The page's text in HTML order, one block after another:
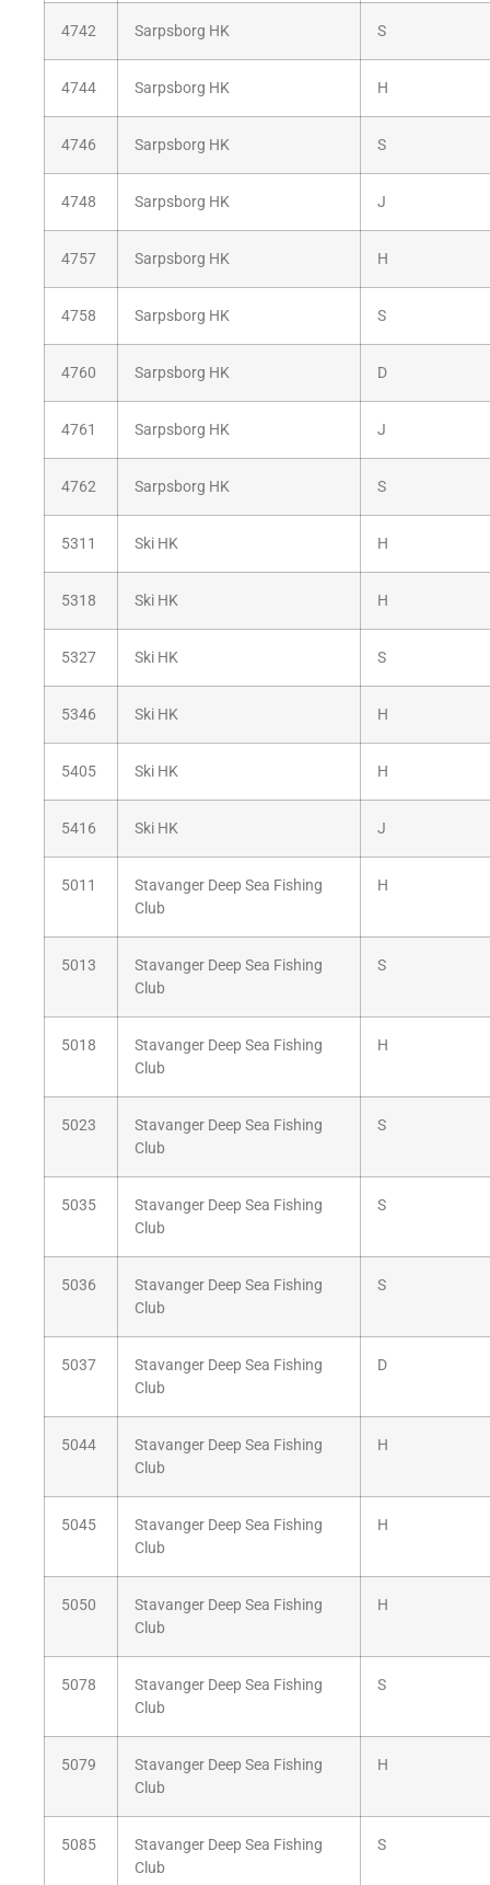
4742 Sarpsborg HK S
4744 Sarpsborg HK H
4746 Sarpsborg HK S
4748 Sarpsborg HK J
4757 Sarpsborg HK H
4758 Sarpsborg HK S
4760 Sarpsborg HK D
4761 Sarpsborg HK J
4762 Sarpsborg HK S
5311 Ski HK H
5318 Ski HK H
5327 Ski HK S
5346 Ski HK H
5405 Ski HK H
5416 Ski HK J
5011
Stavanger Deep Sea Fishing
Club
H
5013
Stavanger Deep Sea Fishing
Club
S
5018
Stavanger Deep Sea Fishing
Club
H
5023
Stavanger Deep Sea Fishing
Club
S
5035
Stavanger Deep Sea Fishing
Club
S
5036
Stavanger Deep Sea Fishing
Club
S
5037
Stavanger Deep Sea Fishing
Club
D
5044
Stavanger Deep Sea Fishing
Club
H
5045
Stavanger Deep Sea Fishing
Club
H
5050
Stavanger Deep Sea Fishing
Club
H
5078
Stavanger Deep Sea Fishing
Club
S
5079
Stavanger Deep Sea Fishing
Club
H
5085
Stavanger Deep Sea Fishing
Club
S